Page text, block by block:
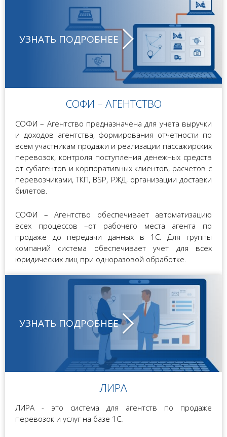
УЗНАТЬ ПОДРОБНЕЕ
СОФИ – АГЕНТСТВО
СОФИ – Агентство предназначена для учета выручки
и доходов агентства, формирования отчетности по
всем участникам продажи и реализации пассажирских
перевозок, контроля поступления денежных средств
от субагентов и корпоративных клиентов, расчетов с
перевозчиками, ТКП, BSP, РЖД, организации доставки
билетов.
СОФИ – Агентство обеспечивает автоматизацию
всех процессов –от рабочего места агента по
продаже до передачи данных в 1С. Для группы
компаний система обеспечивает учет для всех
юридических лиц при одноразовой обработке.
УЗНАТЬ ПОДРОБНЕЕ
ЛИРА
ЛИРА - это система для агентств по продаже
перевозок и услуг на базе 1С.